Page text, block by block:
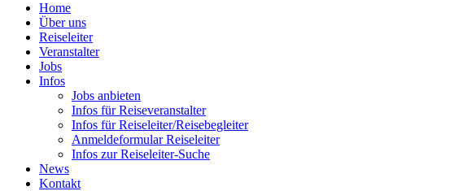
Home
Über uns
Reiseleiter
Veranstalter
Jobs
Infos
Jobs anbieten
Infos für Reiseveranstalter
Infos für Reiseleiter/Reisebegleiter
Anmeldeformular Reiseleiter
Infos zur Reiseleiter-Suche
News
Kontakt